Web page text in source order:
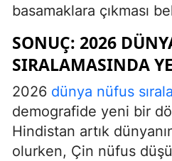
basamaklara çıkması
SONUÇ: 2026
SIRALAMASINDA
2026 dünya nüfus
demografide yeni bir
Hindistan artık
olurken, Çin nüfus